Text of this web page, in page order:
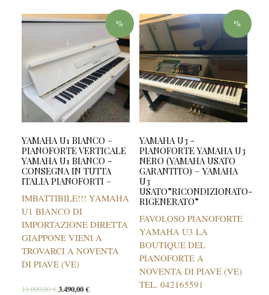
%
YAMAHA U1 BIANCO –
PIANOFORTE VERTICALE
YAMAHA U1 BIANCO -
CONSEGNA IN TUTTA
ITALIA PIANOFORTI –
IMBATTIBILE!!! YAMAHA
U1 BIANCO DI
IMPORTAZIONE DIRETTA
GIAPPONE VIENI A
TROVARCI A NOVENTA
DI PIAVE (VE)
11.000,00€3.490,00€
%
YAMAHA U3 -
PIANOFORTE YAMAHA U3
NERO (YAMAHA USATO
GARANTITO) – YAMAHA
U3
USATO”RICONDIZIONATO-
RIGENERATO”
FAVOLOSO PIANOFORTE
YAMAHA U3 LA
BOUTIQUE DEL
PIANOFORTE A
NOVENTA DI PIAVE (VE)
TEL. 042165591